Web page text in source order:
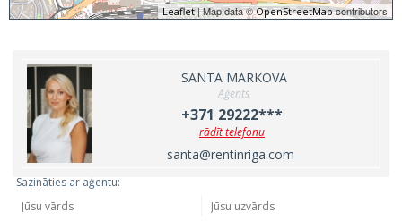
Leaflet| Map data ©OpenStreetMapcontributors
SANTA MARKOVA
Aģents
+371 29222***
rādīt telefonu
santa@rentinriga.com
Sazināties ar aģentu: